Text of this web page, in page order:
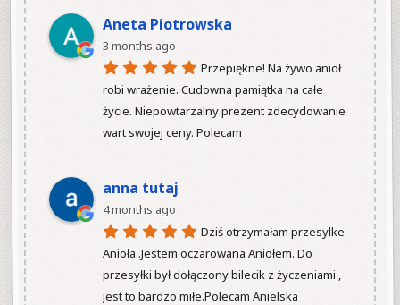
Aneta Piotrowska
3 months ago
Przepiękne! Na żywo anioł
robi wrażenie. Cudowna pamiątka na całe
życie. Niepowtarzalny prezent zdecydowanie
wart swojej ceny. Polecam
anna tutaj
4 months ago
Dziś otrzymałam przesylke
Anioła .Jestem oczarowana Aniołem. Do
przesyłki był dołączony bilecik z życzeniami ,
jest to bardzo miłe.Polecam Anielska